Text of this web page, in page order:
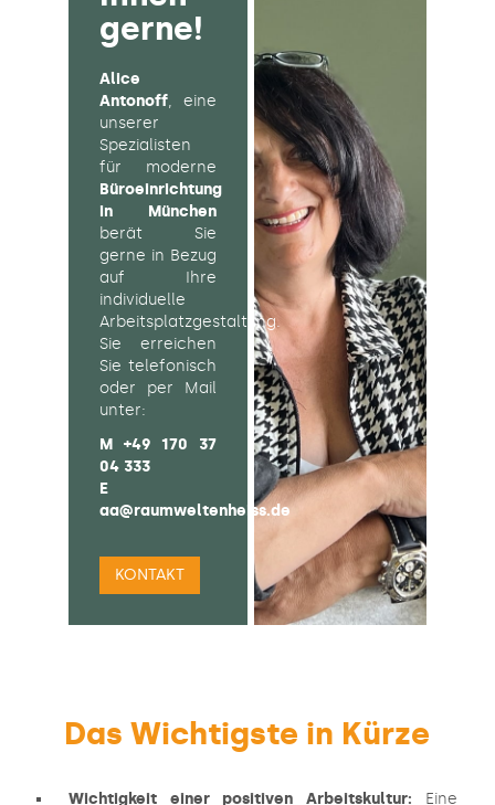
gerne!
Alice
Antonoff, eine
unserer
Spezialisten
für moderne
Büroeinrichtung
in München
berät Sie
gerne in Bezug
auf Ihre
individuelle
Arbeitsplatzgestaltung.
Sie erreichen
Sie telefonisch
oder per Mail
unter:
M +49 170 37
04 333
E
aa@raumweltenheiss.de
KONTAKT
Das Wichtigste in Kürze
Wichtigkeit einer positiven Arbeitskultur: Eine